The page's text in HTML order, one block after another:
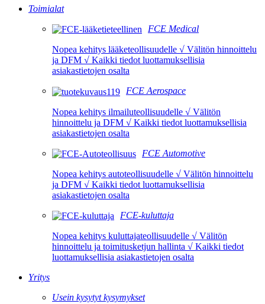
Toimialat
FCE Medical
Nopea kehitys lääketeollisuudelle √ Välitön hinnoittelu
ja DFM √ Kaikki tiedot luottamuksellisia
asiakastietojen osalta
FCE Aerospace
Nopea kehitys ilmailuteollisuudelle √ Välitön
hinnoittelu ja DFM √ Kaikki tiedot luottamuksellisia
asiakastietojen osalta
FCE Automotive
Nopea kehitys autoteollisuudelle √ Välitön hinnoittelu
ja DFM √ Kaikki tiedot luottamuksellisia
asiakastietojen osalta
FCE-kuluttaja
Nopea kehitys kuluttajateollisuudelle √ Välitön
hinnoittelu ja toimitusketjun hallinta √ Kaikki tiedot
luottamuksellisia asiakastietojen osalta
Yritys
Usein kysytyt kysymykset